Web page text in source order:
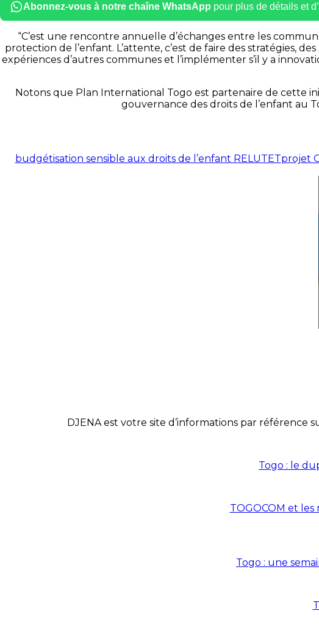
Abonnez-vous à notre chaîne WhatsApp pour plus de détails et
“C’est une rencontre annuelle d’échanges entre les
protection de l’enfant. L’attente, c’est de faire des stratégies,
expériences d’autres communes et l’implémenter s’il y a
Notons que Plan International Togo est partenaire de cette
gouvernance des droits de l’enfant au
budgétisation sensible aux droits de l’enfant RELUTETprojet
DJENA est votre site d’informations par référence
Togo : le
TOGOCOM et
Togo : une